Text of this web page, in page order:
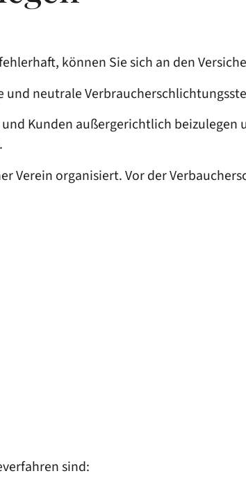
können Sie sich an den
neutrale
Kunden außergerichtlich beizulegen
Verein organisiert. Vor der
sind: